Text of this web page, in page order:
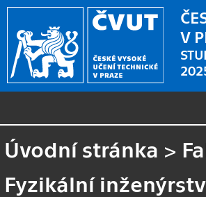
V
Úvodní stránka >
Fyzikální